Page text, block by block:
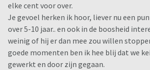
elke cent voor over.
Je gevoel herken ik hoor, liever nu een
over 5-10 jaar.. en ook in de boosheid
weinig of hij er dan mee zou willen
goede momenten ben ik hee blij dat we
gewerkt en door zijn gegaan.